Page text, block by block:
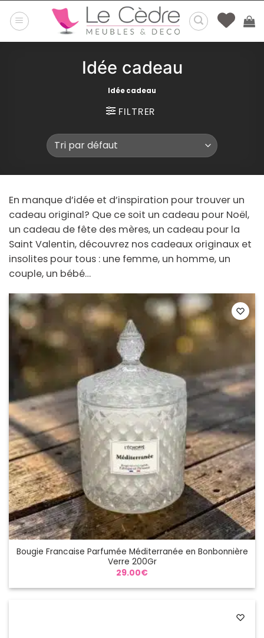
au
Idée cadeau
Idée cadeau
FILTRER
En manque d’idée et d’inspiration pour trouver un
cadeau original? Que ce soit un cadeau pour Noël,
un cadeau de fête des mères, un cadeau pour la
Saint Valentin, découvrez nos cadeaux originaux et
insolites pour tous : une femme, un homme, un
couple, un bébé…
Bougie Francaise Parfumée Méditerranée en Bonbonnière
Verre 200Gr
29.00€